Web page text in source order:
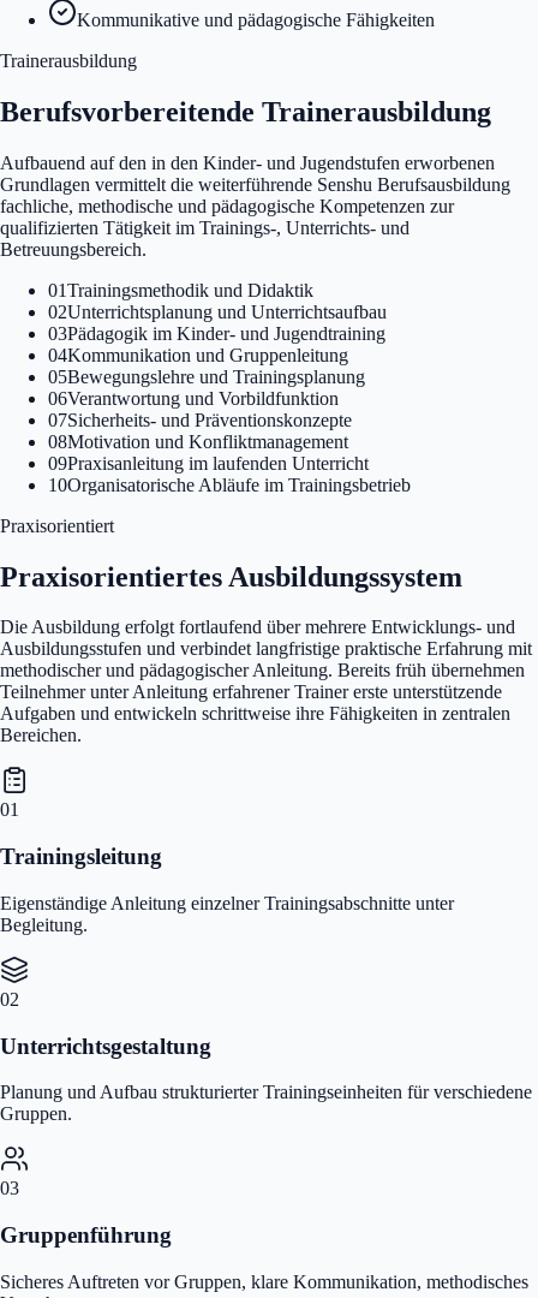
Kommunikative und pädagogische Fähigkeiten
Trainerausbildung
Berufsvorbereitende Trainerausbildung
Aufbauend auf den in den Kinder- und Jugendstufen erworbenen
Grundlagen vermittelt die weiterführende Senshu Berufsausbildung
fachliche, methodische und pädagogische Kompetenzen zur
qualifizierten Tätigkeit im Trainings-, Unterrichts- und
Betreuungsbereich.
01Trainingsmethodik und Didaktik
02Unterrichtsplanung und Unterrichtsaufbau
03Pädagogik im Kinder- und Jugendtraining
04Kommunikation und Gruppenleitung
05Bewegungslehre und Trainingsplanung
06Verantwortung und Vorbildfunktion
07Sicherheits- und Präventionskonzepte
08Motivation und Konfliktmanagement
09Praxisanleitung im laufenden Unterricht
10Organisatorische Abläufe im Trainingsbetrieb
Praxisorientiert
Praxisorientiertes Ausbildungssystem
Die Ausbildung erfolgt fortlaufend über mehrere Entwicklungs- und
Ausbildungsstufen und verbindet langfristige praktische Erfahrung mit
methodischer und pädagogischer Anleitung. Bereits früh übernehmen
Teilnehmer unter Anleitung erfahrener Trainer erste unterstützende
Aufgaben und entwickeln schrittweise ihre Fähigkeiten in zentralen
Bereichen.
01
Trainingsleitung
Eigenständige Anleitung einzelner Trainingsabschnitte unter
Begleitung.
02
Unterrichtsgestaltung
Planung und Aufbau strukturierter Trainingseinheiten für verschiedene
Gruppen.
03
Gruppenführung
Sicheres Auftreten vor Gruppen, klare Kommunikation, methodisches